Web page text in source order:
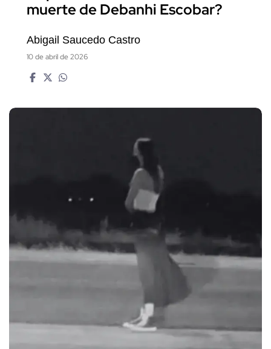
muerte de Debanhi Escobar?
Abigail Saucedo Castro
10 de abril de 2026